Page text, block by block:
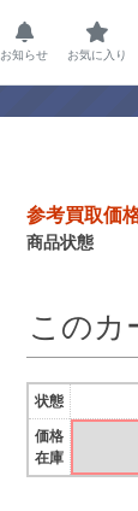
お知らせ お気に入り
参考買取価
商品状態
このカ
状態
価格
在庫